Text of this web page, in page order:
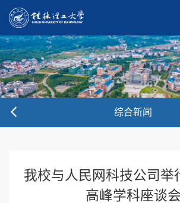
综合新闻
我校与人民网科技公司举
高峰学科座谈会